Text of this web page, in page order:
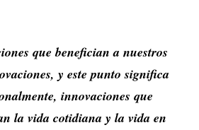
que benefician a nuestros
y este punto significa
innovaciones que
la vida cotidiana y la vida en